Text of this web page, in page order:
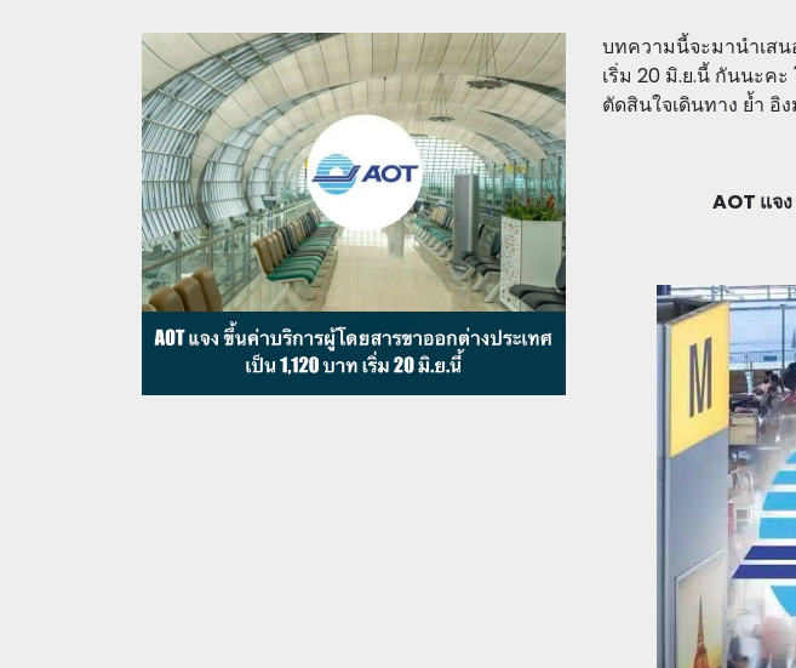
บทความนี้จะมานำเสน
เริ่ม 20 มิ.ย.นี้ กันนะค
ตัดสินใจเดินทาง ย้ำ
AOT แจ